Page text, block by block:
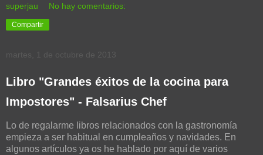
superjau No hay comentarios:
Compartir
martes, 1 de octubre de 2013
Libro "Grandes éxitos de la cocina para
Impostores" - Falsarius Chef
Lo de regalarme libros relacionados con la gastronomía
empieza a ser habitual en cumpleaños y navidades. En
algunos artículos ya os he hablado por aquí de varios